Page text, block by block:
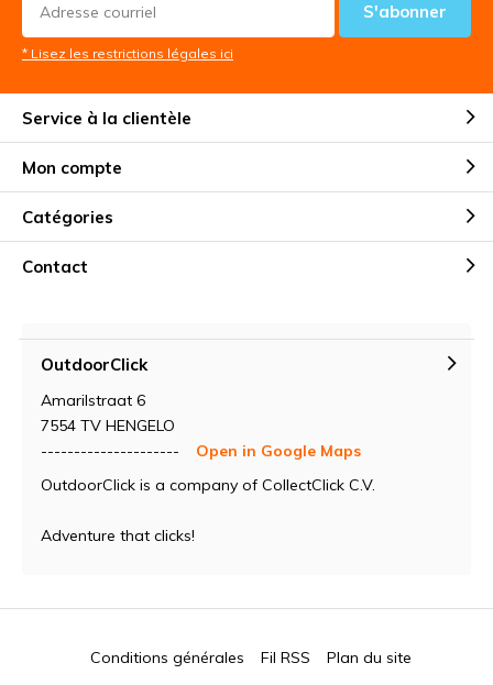
S'abonner
* Lisez les restrictions légales ici
Service à la clientèle
Mon compte
Catégories
Contact
OutdoorClick
Amarilstraat 6
7554 TV HENGELO
---------------------
Open in Google Maps
OutdoorClick is a company of CollectClick C.V.
Adventure that clicks!
Conditions générales Fil RSS Plan du site